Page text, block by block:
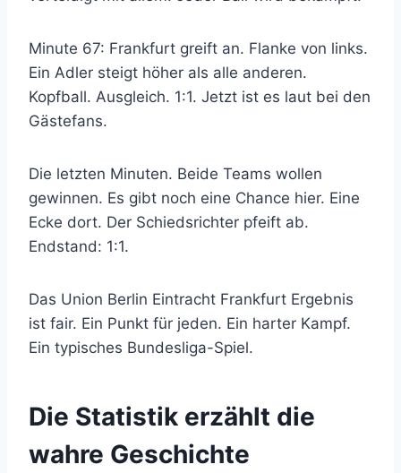
Minute 67: Frankfurt greift an. Flanke von links.
Ein Adler steigt höher als alle anderen.
Kopfball. Ausgleich. 1:1. Jetzt ist es laut bei den
Gästefans.
Die letzten Minuten. Beide Teams wollen
gewinnen. Es gibt noch eine Chance hier. Eine
Ecke dort. Der Schiedsrichter pfeift ab.
Endstand: 1:1.
Das Union Berlin Eintracht Frankfurt Ergebnis
ist fair. Ein Punkt für jeden. Ein harter Kampf.
Ein typisches Bundesliga-Spiel.
Die Statistik erzählt die
wahre Geschichte